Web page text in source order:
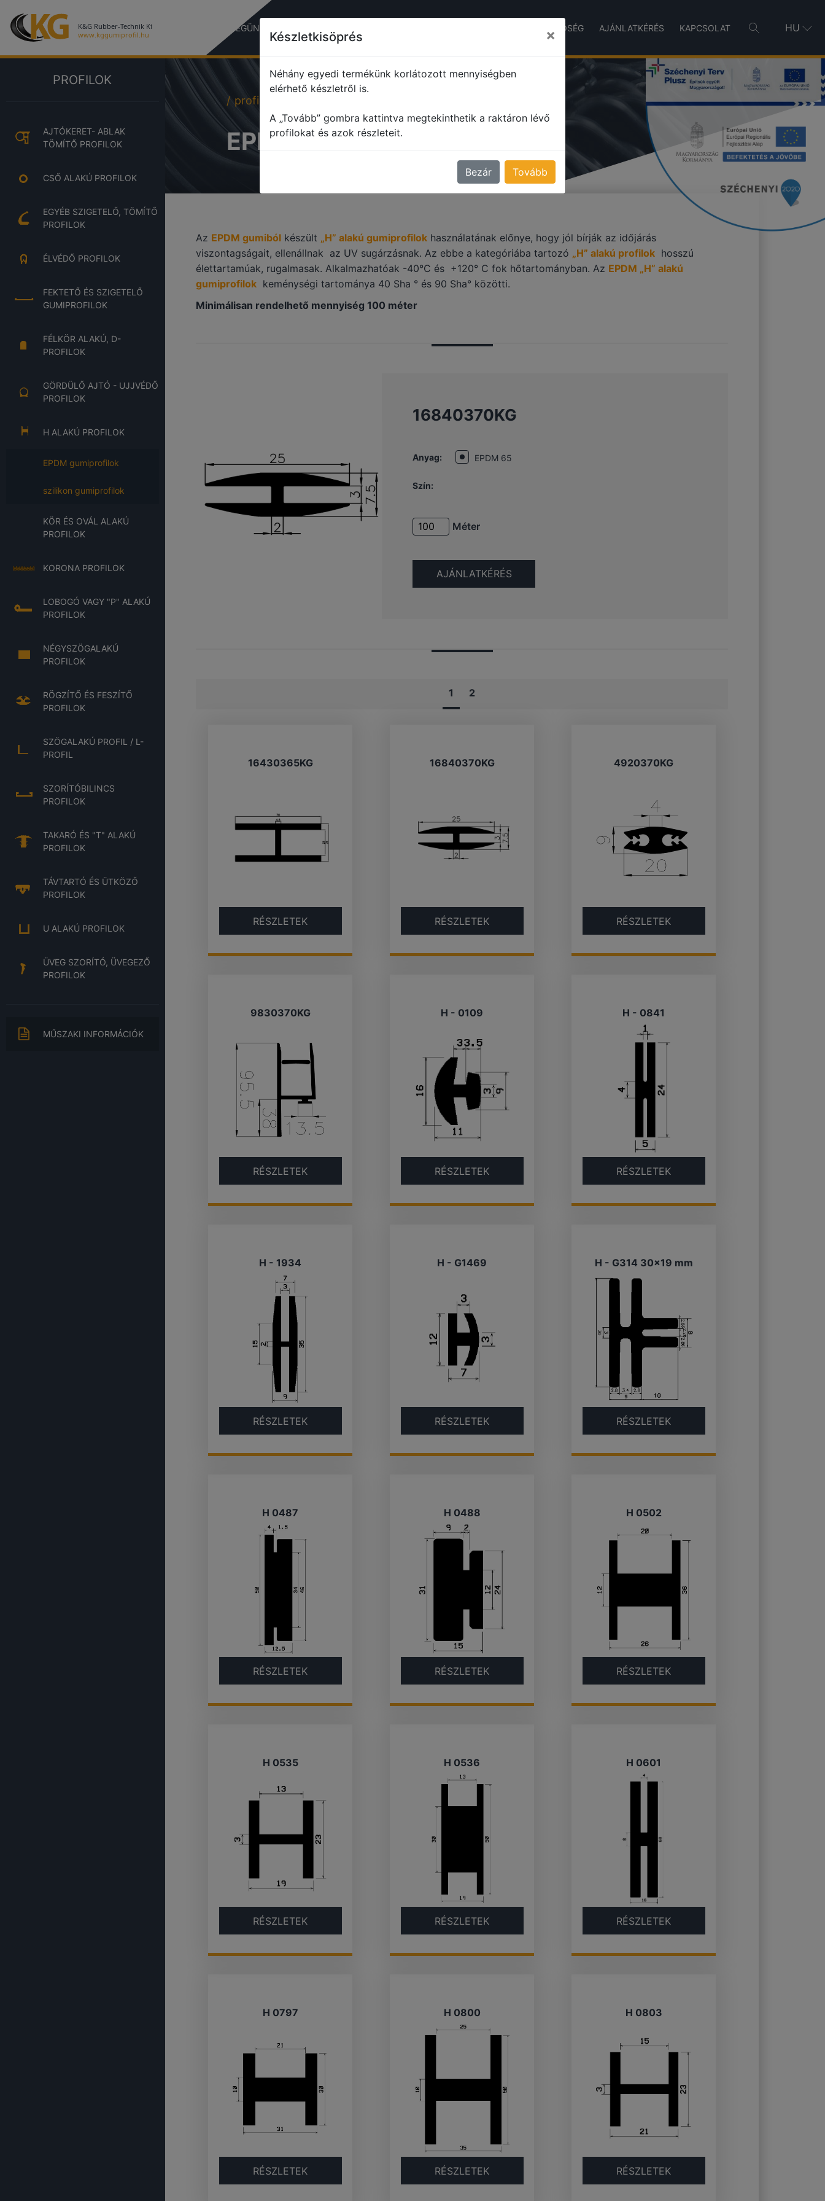
CÉGÜNKRŐL MINŐSÉG AJÁNLATKÉRÉS KAPCSOLAT HU
PROFILOK
AJTÓKERET- ABLAK
TÖMÍTŐ PROFILOK
CSŐ ALAKÚ PROFILOK
EGYÉB SZIGETELŐ, TÖMÍTŐ
PROFILOK
ÉLVÉDŐ PROFILOK
FEKTETŐ ÉS SZIGETELŐ
GUMIPROFILOK
FÉLKÖR ALAKÚ, D-
PROFILOK
GÖRDÜLŐ AJTÓ - UJJVÉDŐ
PROFILOK
H ALAKÚ PROFILOK
EPDM gumiprofilok
szilikon gumiprofilok
KÖR ÉS OVÁL ALAKÚ
PROFILOK
KORONA PROFILOK
LOBOGÓ VAGY "P" ALAKÚ
PROFILOK
NÉGYSZÖGALAKÚ
PROFILOK
RÖGZÍTŐ ÉS FESZÍTŐ
PROFILOK
SZÖGALAKÚ PROFIL / L-
PROFIL
SZORÍTÓBILINCS
PROFILOK
TAKARÓ ÉS "T" ALAKÚ
PROFILOK
TÁVTARTÓ ÉS ÜTKÖZŐ
PROFILOK
U ALAKÚ PROFILOK
ÜVEG SZORÍTÓ, ÜVEGEZŐ
PROFILOK
MŰSZAKI INFORMÁCIÓK
profile
EPDM GUMIPROFILOK
Az EPDM gumibólkészült „H” alakú gumiprofilok használatának előnye, hogy jól bírják az időjárás
viszontagságait, ellenállnak az UV sugárzásnak. Az ebbe a kategóriába tartozó „H” alakú profilokhosszú
élettartamúak, rugalmasak. Alkalmazhatóak -40°C és +120° C fok hőtartományban. Az EPDM „H” alakú
gumiprofilokkeménységi tartománya 40 Sha ° és 90 Sha° közötti.
Minimálisan rendelhető mennyiség 100 méter
16840370KG
Anyag: EPDM 65
Szín:
Méter
1 2
16430365KG
RÉSZLETEK
16840370KG
RÉSZLETEK
4920370KG
RÉSZLETEK
9830370KG
RÉSZLETEK
H - 0109
RÉSZLETEK
H - 0841
RÉSZLETEK
H - 1934
RÉSZLETEK
H - G1469
RÉSZLETEK
H - G314 30×19 mm
RÉSZLETEK
H 0487
RÉSZLETEK
H 0488
RÉSZLETEK
H 0502
RÉSZLETEK
H 0535
RÉSZLETEK
H 0536
RÉSZLETEK
H 0601
RÉSZLETEK
H 0797
RÉSZLETEK
H 0800
RÉSZLETEK
H 0803
RÉSZLETEK
Készletkisöprés ×
Néhány egyedi termékünk korlátozott mennyiségben
elérhető készletről is.
A „Tovább” gombra kattintva megtekinthetik a raktáron lévő
profilokat és azok részleteit.
Bezár Tovább